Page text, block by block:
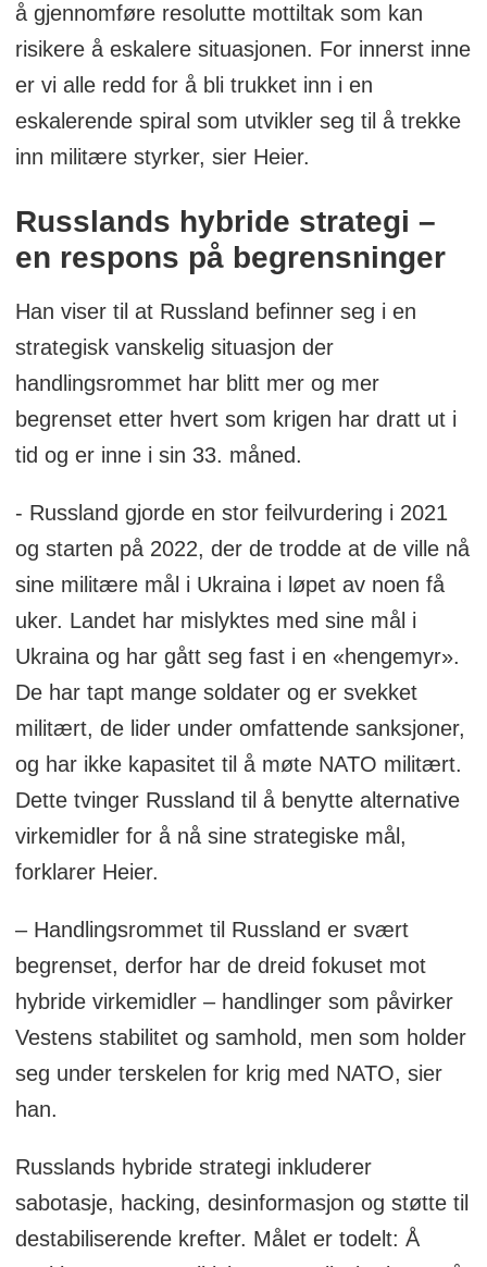
å gjennomføre resolutte mottiltak som kan
risikere å eskalere situasjonen. For innerst inne
er vi alle redd for å bli trukket inn i en
eskalerende spiral som utvikler seg til å trekke
inn militære styrker, sier Heier.
Russlands hybride strategi –
en respons på begrensninger
Han viser til at Russland befinner seg i en
strategisk vanskelig situasjon der
handlingsrommet har blitt mer og mer
begrenset etter hvert som krigen har dratt ut i
tid og er inne i sin 33. måned.
- Russland gjorde en stor feilvurdering i 2021
og starten på 2022, der de trodde at de ville nå
sine militære mål i Ukraina i løpet av noen få
uker. Landet har mislyktes med sine mål i
Ukraina og har gått seg fast i en «hengemyr».
De har tapt mange soldater og er svekket
militært, de lider under omfattende sanksjoner,
og har ikke kapasitet til å møte NATO militært.
Dette tvinger Russland til å benytte alternative
virkemidler for å nå sine strategiske mål,
forklarer Heier.
– Handlingsrommet til Russland er svært
begrenset, derfor har de dreid fokuset mot
hybride virkemidler – handlinger som påvirker
Vestens stabilitet og samhold, men som holder
seg under terskelen for krig med NATO, sier
han.
Russlands hybride strategi inkluderer
sabotasje, hacking, desinformasjon og støtte til
destabiliserende krefter. Målet er todelt: Å